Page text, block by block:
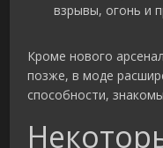
взрывы, огонь и
Кроме нового
позже, в моде
способности,